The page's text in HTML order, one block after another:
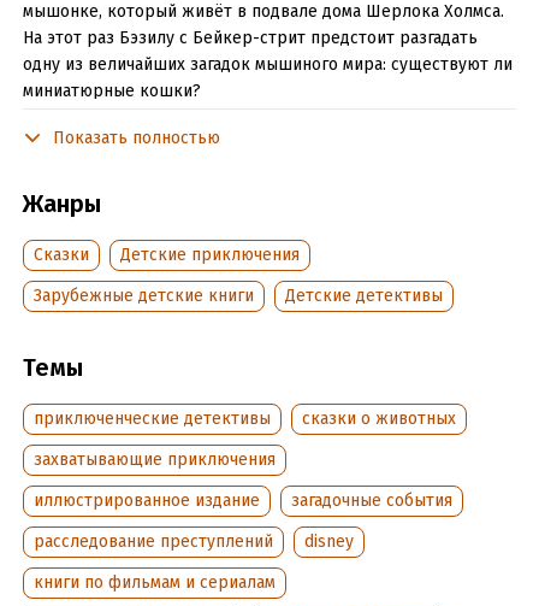
мышонке, который живёт в подвале дома Шерлока Холмса.
На этот раз Бэзилу с Бейкер-стрит предстоит разгадать
одну из величайших загадок мышиного мира: существуют ли
миниатюрные кошки?
Подробная информация
Дата написания:1 января 1971
ISBN (EAN): 9785222425060
Переводчик:Сергей Степанов
Время на чтение:1ч.
Показать полностью
Жанры
Сказки
Детские приключения
Зарубежные детские книги
Детские детективы
Темы
приключенческие детективы
сказки о животных
захватывающие приключения
иллюстрированное издание
загадочные события
расследование преступлений
disney
книги по фильмам и сериалам